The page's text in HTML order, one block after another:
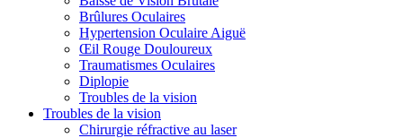
Brûlures Oculaires
Hypertension Oculaire Aiguë
Œil Rouge Douloureux
Traumatismes Oculaires
Diplopie
Troubles de la vision
Troubles de la vision
Chirurgie réfractive au laser